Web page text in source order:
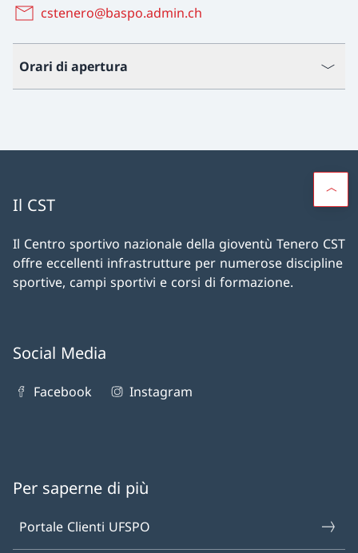
cstenero@baspo.admin.ch
Orari di apertura
Il CST
Il Centro sportivo nazionale della gioventù Tenero CST
offre eccellenti infrastrutture per numerose discipline
sportive, campi sportivi e corsi di formazione.
Social Media
Facebook Instagram
Per saperne di più
Portale Clienti UFSPO